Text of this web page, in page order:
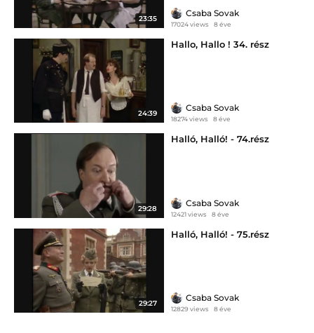
23:35
Csaba Sovak
17024 views 8 éve
24:39
Hallo, Hallo ! 34. rész
Csaba Sovak
18274 views 8 éve
29:28
Halló, Halló! - 74.rész
Csaba Sovak
12421 views 8 éve
29:27
Halló, Halló! - 75.rész
Csaba Sovak
12829 views 8 éve